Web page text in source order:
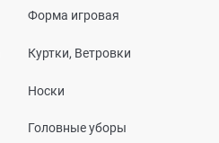
Форма игровая
Куртки, Ветровки
Носки
Головные уборы